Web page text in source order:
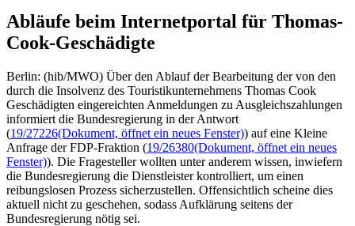
Abläufe beim Internetportal für Thomas-
Cook-Geschädigte
Berlin: (hib/MWO) Über den Ablauf der Bearbeitung der von den
durch die Insolvenz des Touristikunternehmens Thomas Cook
Geschädigten eingereichten Anmeldungen zu Ausgleichszahlungen
informiert die Bundesregierung in der Antwort
(19/27226(Dokument, öffnet ein neues Fenster)) auf eine Kleine
Anfrage der FDP-Fraktion (19/26380(Dokument, öffnet ein neues
Fenster)). Die Fragesteller wollten unter anderem wissen, inwiefern
die Bundesregierung die Dienstleister kontrolliert, um einen
reibungslosen Prozess sicherzustellen. Offensichtlich scheine dies
aktuell nicht zu geschehen, sodass Aufklärung seitens der
Bundesregierung nötig sei.